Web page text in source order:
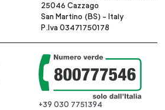
25046 Cazzago
San Martino (BS) - Italy
P.Iva 03471750178
+39 030 7751394